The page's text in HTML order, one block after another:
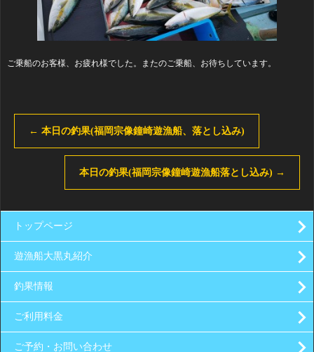
ご乗船のお客様、お疲れ様でした。またのご乗船、お待ちしています。
← 本日の釣果(福岡宗像鐘崎遊漁船、落とし込み)
本日の釣果(福岡宗像鐘崎遊漁船落とし込み) →
トップページ
遊漁船大黒丸紹介
釣果情報
ご利用料金
ご予約・お問い合わせ